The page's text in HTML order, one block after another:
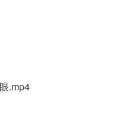
.mp4